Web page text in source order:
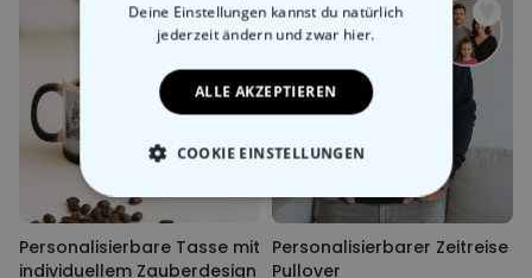
Personalisierbare Tasse mit
individuellem Zauberdesign
Personalisierbarer Zeitreise
Pullover
Deine Einstellungen kannst du natürlich
jederzeit ändern und zwar hier.
ALLE AKZEPTIEREN
COOKIE EINSTELLUNGEN
PERFORMANCE